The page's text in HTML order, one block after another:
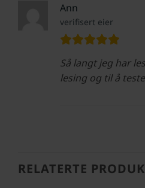
Ann
verifisert eier
Så langt jeg har
lesing og til å
RELATERTE